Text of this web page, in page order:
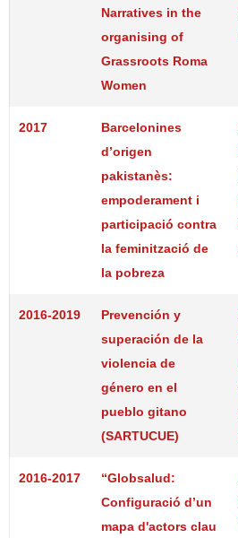
Narratives in the
organising of
Grassroots Roma
Women
2017
Barcelonines
d’origen
pakistanès:
empoderament i
participació contra
la feminització de
la pobreza
2016-2019
Prevención y
superación de la
violencia de
género en el
pueblo gitano
(SARTUCUE)
2016-2017
“Globsalud:
Configuració d’un
mapa d'actors clau